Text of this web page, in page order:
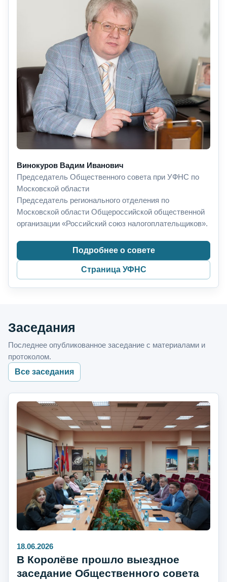
Винокуров Вадим Иванович
Председатель Общественного совета при УФНС по
Московской области
Председатель регионального отделения по
Московской области Общероссийской общественной
организации «Российский союз налогоплательщиков».
Подробнее о совете
Страница УФНС
Заседания
Последнее опубликованное заседание с материалами и
протоколом.
Все заседания
18.06.2026
В Королёве прошло выездное
заседание Общественного совета